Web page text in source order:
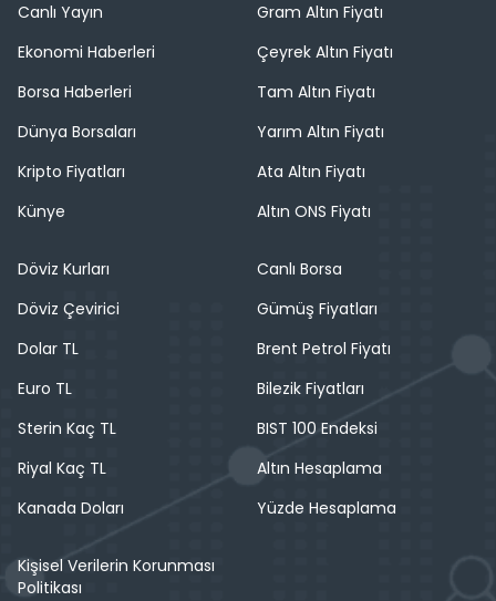
Canlı Yayın
Ekonomi Haberleri
Borsa Haberleri
Dünya Borsaları
Kripto Fiyatları
Künye
Gram Altın Fiyatı
Çeyrek Altın Fiyatı
Tam Altın Fiyatı
Yarım Altın Fiyatı
Ata Altın Fiyatı
Altın ONS Fiyatı
Döviz Kurları
Döviz Çevirici
Dolar TL
Euro TL
Sterin Kaç TL
Riyal Kaç TL
Kanada Doları
Canlı Borsa
Gümüş Fiyatları
Brent Petrol Fiyatı
Bilezik Fiyatları
BIST 100 Endeksi
Altın Hesaplama
Yüzde Hesaplama
Kişisel Verilerin Korunması
Politikası